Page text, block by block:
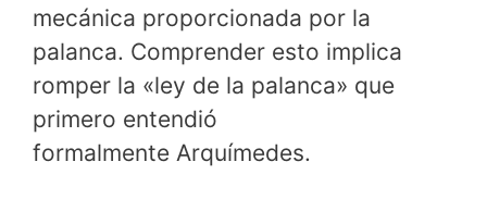
mecánica proporcionada por la
palanca. Comprender esto implica
romper la «ley de la palanca» que
primero entendió
formalmente Arquímedes.